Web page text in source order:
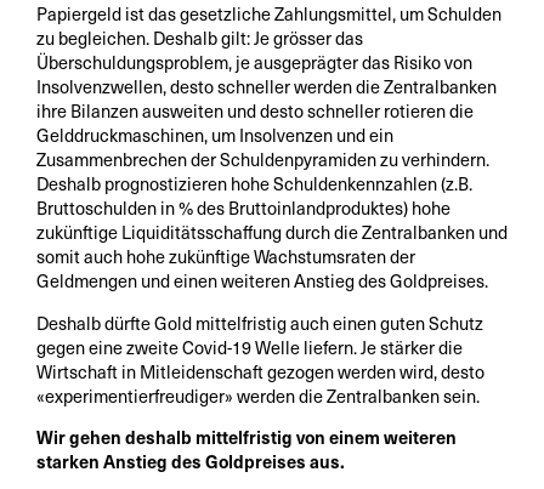
Papiergeld ist das gesetzliche Zahlungsmittel, um Schulden
zu begleichen. Deshalb gilt: Je grösser das
Überschuldungsproblem, je ausgeprägter das Risiko von
Insolvenzwellen, desto schneller werden die Zentralbanken
ihre Bilanzen ausweiten und desto schneller rotieren die
Gelddruckmaschinen, um Insolvenzen und ein
Zusammenbrechen der Schuldenpyramiden zu verhindern.
Deshalb prognostizieren hohe Schuldenkennzahlen (z.B.
Bruttoschulden in % des Bruttoinlandproduktes) hohe
zukünftige Liquiditätsschaffung durch die Zentralbanken und
somit auch hohe zukünftige Wachstumsraten der
Geldmengen und einen weiteren Anstieg des Goldpreises.
Deshalb dürfte Gold mittelfristig auch einen guten Schutz
gegen eine zweite Covid-19 Welle liefern. Je stärker die
Wirtschaft in Mitleidenschaft gezogen werden wird, desto
«experimentierfreudiger» werden die Zentralbanken sein.
Wir gehen deshalb mittelfristig von einem weiteren
starken Anstieg des Goldpreises aus.